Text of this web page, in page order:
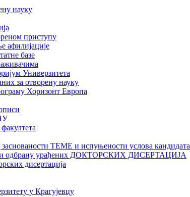
науку
приступу
афилијације
базе
Универзитета
за отворену науку
Хоризонт Европа
заснованости ТЕМЕ и испуњености услова кандидата
и одбрану урађених ДОКТОРСКИХ ДИСЕРТАЦИЈА
дисертација
у Крагујевцу